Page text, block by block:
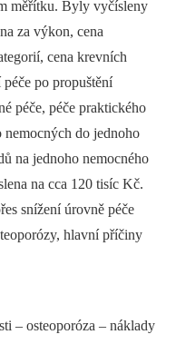
měřítku. Byly vyčísleny
za výkon, cena
cena krevních
po propuštění
péče, péče praktického
nemocných do jednoho
na jednoho nemocného
na cca 120 tisíc Kč.
snížení úrovně péče
hlavní příčiny
–⁠ osteoporóza –⁠ náklady